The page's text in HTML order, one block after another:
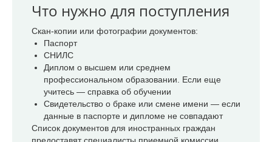
Что нужно для поступления
Скан-копии или фотографии документов:
Паспорт
СНИЛС
Диплом о высшем или среднем
профессиональном образовании. Если еще
учитесь — справка об обучении
Свидетельство о браке или смене имени — если
данные в паспорте и дипломе не совпадают
Список документов для иностранных граждан